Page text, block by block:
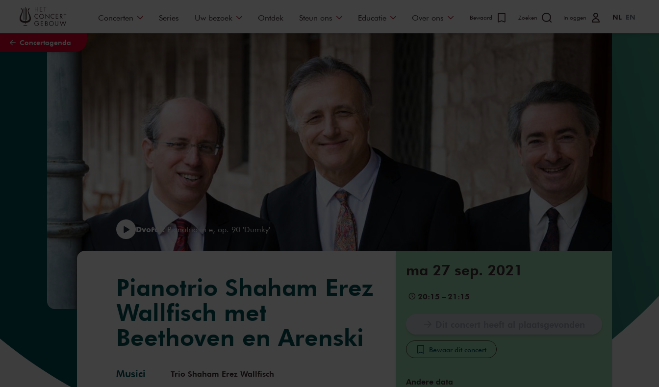
Naar hoofdcontent
Concertagenda
Concerten Series Uw bezoek Ontdek Steun ons Educatie Over ons Bewaard Zoeken Inloggen NL EN
ma 27 sep. 2021
20:15 – 21:15
Bewaar dit concert
Andere data
DvořákPianotrio in e, op. 90 'Dumky'
Pianotrio Shaham Erez
Wallfisch met
Beethoven en Arenski
Musici Trio Shaham Erez Wallfisch